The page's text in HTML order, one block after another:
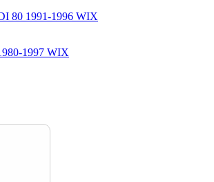
80 1991-1996 WIX
1997 WIX